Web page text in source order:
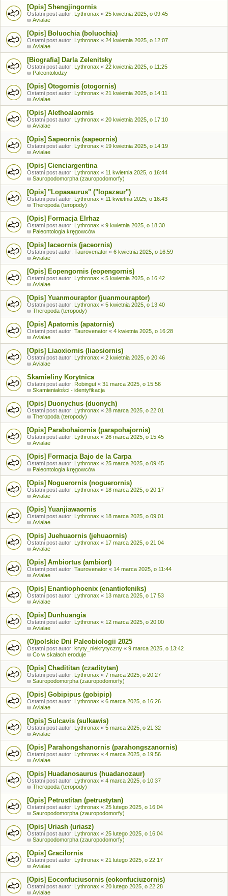
[Opis] Shengjingornis
Ostatni post autor: Lythronax « 25 kwietnia 2025, o 09:45
w Avialae
[Opis] Boluochia (boluochia)
Ostatni post autor: Lythronax « 24 kwietnia 2025, o 12:07
w Avialae
[Biografia] Darla Zelenitsky
Ostatni post autor: Lythronax « 22 kwietnia 2025, o 11:25
w Paleontolodzy
[Opis] Otogornis (otogornis)
Ostatni post autor: Lythronax « 21 kwietnia 2025, o 14:11
w Avialae
[Opis] Alethoalaornis
Ostatni post autor: Lythronax « 20 kwietnia 2025, o 17:10
w Avialae
[Opis] Sapeornis (sapeornis)
Ostatni post autor: Lythronax « 19 kwietnia 2025, o 14:19
w Avialae
[Opis] Cienciargentina
Ostatni post autor: Lythronax « 11 kwietnia 2025, o 16:44
w Sauropodomorpha (zauropodomorfy)
[Opis] "Lopasaurus" ("lopazaur")
Ostatni post autor: Lythronax « 11 kwietnia 2025, o 16:43
w Theropoda (teropody)
[Opis] Formacja Elrhaz
Ostatni post autor: Lythronax « 9 kwietnia 2025, o 18:30
w Paleontologia kręgowców
[Opis] Iaceornis (jaceornis)
Ostatni post autor: Taurovenator « 6 kwietnia 2025, o 16:59
w Avialae
[Opis] Eopengornis (eopengornis)
Ostatni post autor: Lythronax « 5 kwietnia 2025, o 16:42
w Avialae
[Opis] Yuanmouraptor (juanmouraptor)
Ostatni post autor: Lythronax « 5 kwietnia 2025, o 13:40
w Theropoda (teropody)
[Opis] Apatornis (apatornis)
Ostatni post autor: Taurovenator « 4 kwietnia 2025, o 16:28
w Avialae
[Opis] Liaoxiornis (liaosiornis)
Ostatni post autor: Lythronax « 2 kwietnia 2025, o 20:46
w Avialae
Skamieliny Korytnica
Ostatni post autor: Robingut « 31 marca 2025, o 15:56
w Skamieniałości - identyfikacja
[Opis] Duonychus (duonych)
Ostatni post autor: Lythronax « 28 marca 2025, o 22:01
w Theropoda (teropody)
[Opis] Parabohaiornis (parapohajornis)
Ostatni post autor: Lythronax « 26 marca 2025, o 15:45
w Avialae
[Opis] Formacja Bajo de la Carpa
Ostatni post autor: Lythronax « 25 marca 2025, o 09:45
w Paleontologia kręgowców
[Opis] Noguerornis (noguerornis)
Ostatni post autor: Lythronax « 18 marca 2025, o 20:17
w Avialae
[Opis] Yuanjiawaornis
Ostatni post autor: Lythronax « 18 marca 2025, o 09:01
w Avialae
[Opis] Juehuaornis (jehuaornis)
Ostatni post autor: Lythronax « 17 marca 2025, o 21:04
w Avialae
[Opis] Ambiortus (ambiort)
Ostatni post autor: Taurovenator « 14 marca 2025, o 11:44
w Avialae
[Opis] Enantiophoenix (enantiofeniks)
Ostatni post autor: Lythronax « 13 marca 2025, o 17:53
w Avialae
[Opis] Dunhuangia
Ostatni post autor: Lythronax « 12 marca 2025, o 20:00
w Avialae
(O)polskie Dni Paleobiologii 2025
Ostatni post autor: kryty_niekrytyczny « 9 marca 2025, o 13:42
w Co w skałach eroduje
[Opis] Chadititan (czaditytan)
Ostatni post autor: Lythronax « 7 marca 2025, o 20:27
w Sauropodomorpha (zauropodomorfy)
[Opis] Gobipipus (gobipip)
Ostatni post autor: Lythronax « 6 marca 2025, o 16:26
w Avialae
[Opis] Sulcavis (sulkawis)
Ostatni post autor: Lythronax « 5 marca 2025, o 21:32
w Avialae
[Opis] Parahongshanornis (parahongszanornis)
Ostatni post autor: Lythronax « 4 marca 2025, o 19:56
w Avialae
[Opis] Huadanosaurus (huadanozaur)
Ostatni post autor: Lythronax « 4 marca 2025, o 10:37
w Theropoda (teropody)
[Opis] Petrustitan (petrustytan)
Ostatni post autor: Lythronax « 25 lutego 2025, o 16:04
w Sauropodomorpha (zauropodomorfy)
[Opis] Uriash (uriasz)
Ostatni post autor: Lythronax « 25 lutego 2025, o 16:04
w Sauropodomorpha (zauropodomorfy)
[Opis] Gracilornis
Ostatni post autor: Lythronax « 21 lutego 2025, o 22:17
w Avialae
[Opis] Eoconfuciusornis (eokonfuciuzornis)
Ostatni post autor: Lythronax « 20 lutego 2025, o 22:28
w Avialae